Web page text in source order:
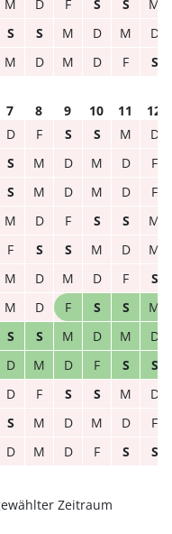
M D F S S
M
S S M D M
D
M D M D F S
7 8 9 10 11
12
D F S S M
D
S M D M D
F
S M D M D
F
M D F S S
M
F S S M D
M
M D M D F
S
M D F S S
M
S S M D M
D
D M D F S
S
D F S S M
D
S M D M D
F
D M D F S S
Zeitraum